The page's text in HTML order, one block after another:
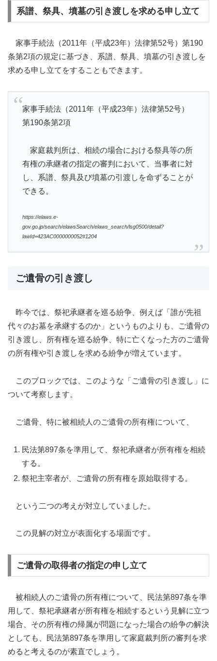
系譜、祭具、墳墓の引き渡しを求める申し立て
家事手続法（2011年（平成23年）法律第52号）第190
条第2項の規定に基づき、系譜、祭具、墳墓の引き渡しを
求める申し立てをすることもできます。
家事手続法（2011年（平成23年）法律第52号）
第190条第2項
家庭裁判所は、相続の場合における祭具等の所
有権の承継者の指定の審判において、当事者に対
し、系譜、祭具及び墳墓の引渡しを命ずることが
できる。
https://elaws.e-
gov.go.jp/search/elawsSearch/elaws_search/lsg0500/detail?
lawId=423AC0000000052#1204
ご遺骨の引き渡し
昨今では、祭祀承継者を巡る紛争、例えば「誰が先祖
代々のお墓を承継するのか」というものよりも、ご遺骨の
引き渡し、所有権を巡る紛争、特に亡くなった方のご遺骨
の所有権や引き渡しを求める紛争が増えています。
このブロックでは、このような「ご遺骨の引き渡し」に
ついて考察します。
ご遺骨、特に被相続人のご遺骨の所有権について、
民法第897条を準用して、祭祀承継者が所有権を相続
する。
祭祀主宰者が、ご遺骨の所有権を原始取得する。
という二つの考えが対立していました。
この見解の対立が表面化する場面です。
ご遺骨の取得者の指定の申し立て
被相続人のご遺骨の所有権について、民法第897条を準
用して、祭祀承継者が所有権を相続するという見解に立つ
場合、その所有権の帰属が問題になった場合の紛争の解決
としても、民法第897条を準用して家庭裁判所の審判を求
めると考えるのが素直でしょう。